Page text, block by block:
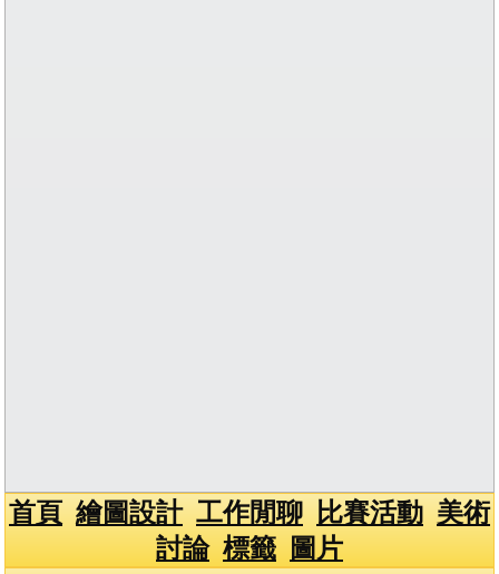
首頁 繪圖設計 工作閒聊 比賽活動 美術
討論 標籤 圖片